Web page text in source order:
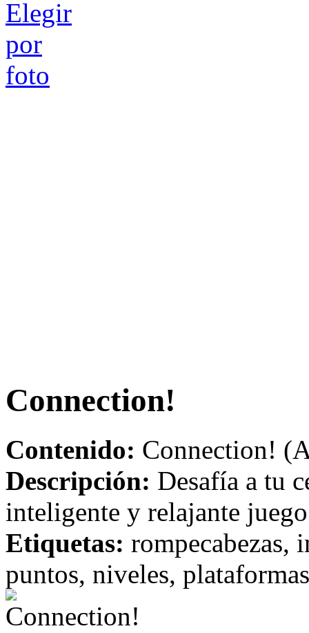
Connection!
Contenido: Connection!
Descripción: Desafía a tu
inteligente y relajante
Etiquetas: rompecabezas,
puntos, niveles, plataformas